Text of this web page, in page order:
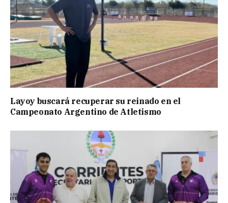
Layoy buscará recuperar su reinado en el
Campeonato Argentino de Atletismo